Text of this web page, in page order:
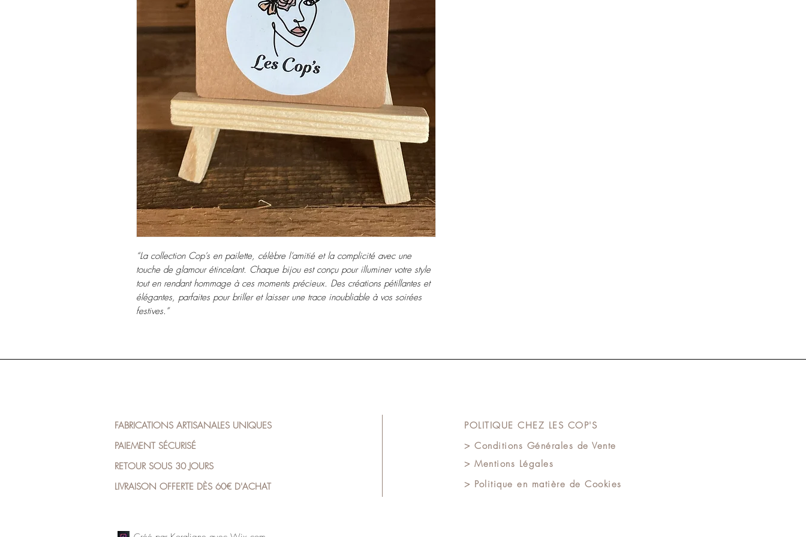
“La collection Cop's en pailette, célèbre l’amitié et la complicité avec une
touche de glamour étincelant. Chaque bijou est conçu pour illuminer votre style
tout en rendant hommage à ces moments précieux. Des créations pétillantes et
élégantes, parfaites pour briller et laisser une trace inoubliable à vos soirées
festives.”
FABRICATIONS ARTISANALES UNIQUES
PAIEMENT SÉCURISÉ
RETOUR SOUS 30 JOURS
LIVRAISON OFFERTE DÈS 60€ D'ACHAT
POLITIQUE CHEZ LES COP'S
> Conditions Générales de Vente
> Mentions Légales​
> Politique en matière de Cookies